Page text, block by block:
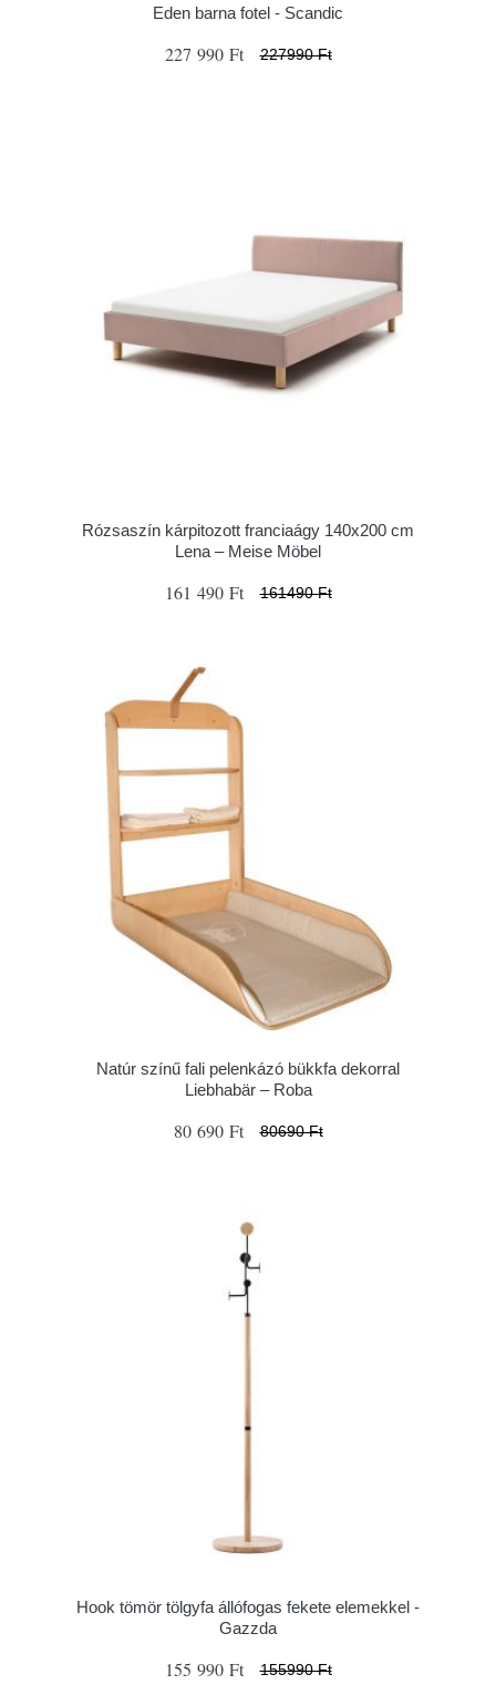
Eden barna fotel - Scandic
227 990 Ft 227990 Ft
Rózsaszín kárpitozott franciaágy 140x200 cm
Lena – Meise Möbel
161 490 Ft 161490 Ft
Natúr színű fali pelenkázó bükkfa dekorral
Liebhabär – Roba
80 690 Ft 80690 Ft
Hook tömör tölgyfa állófogas fekete elemekkel -
Gazzda
155 990 Ft 155990 Ft